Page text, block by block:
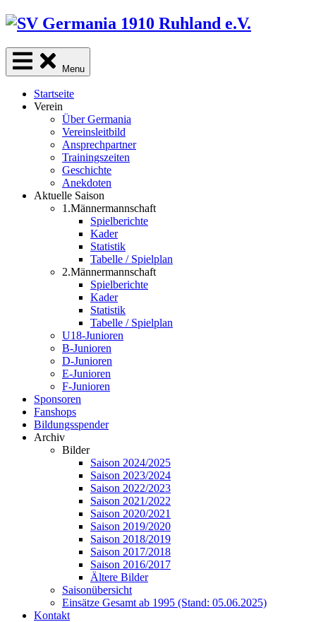
Skip
content
Menu
Startseite
Verein
Über Germania
Vereinsleitbild
Ansprechpartner
Trainingszeiten
Geschichte
Anekdoten
Aktuelle Saison
1.Männermannschaft
Spielberichte
Kader
Statistik
Tabelle / Spielplan
2.Männermannschaft
Spielberichte
Kader
Statistik
Tabelle / Spielplan
U18-Junioren
B-Junioren
D-Junioren
E-Junioren
F-Junioren
Sponsoren
Fanshops
Bildungsspender
Archiv
Bilder
Saison 2024/2025
Saison 2023/2024
Saison 2022/2023
Saison 2021/2022
Saison 2020/2021
Saison 2019/2020
Saison 2018/2019
Saison 2017/2018
Saison 2016/2017
Ältere Bilder
Saisonübersicht
Einsätze Gesamt ab 1995 (Stand: 05.06.2025)
Kontakt